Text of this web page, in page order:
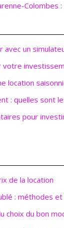
Colombes
un
votre
location
: quelles sont
pour
de la location
: méthodes
choix du bon